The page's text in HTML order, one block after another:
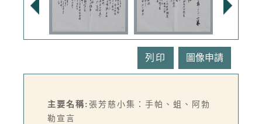
列印
主要名稱: 張芳慈小集：手帕、蛆、阿勃
勒宣言